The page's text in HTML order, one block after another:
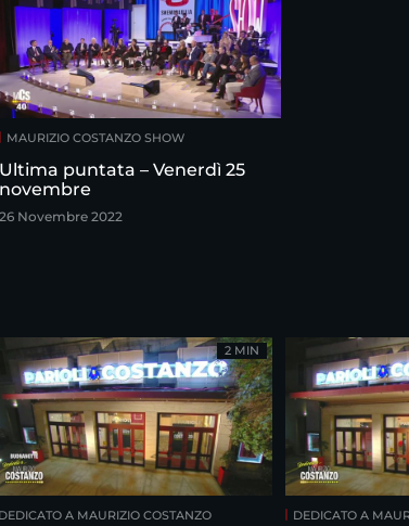
MAURIZIO COSTANZO SHOW
Ultima puntata – Venerdì 25
novembre
26 Novembre 2022
DEDICATO A MAURIZIO COSTANZO
2 MIN
DEDICATO A